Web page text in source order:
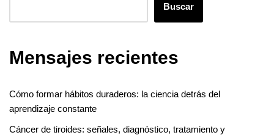
Buscar
Mensajes recientes
Cómo formar hábitos duraderos: la ciencia detrás del
aprendizaje constante
Cáncer de tiroides: señales, diagnóstico, tratamiento y